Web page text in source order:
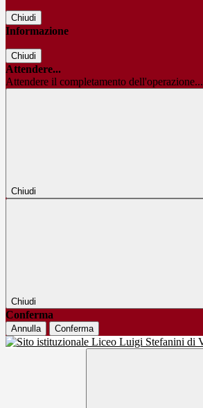
Chiudi
Informazione
Chiudi
Attendere...
Attendere il completamento dell'operazione...
Chiudi
Chiudi
Conferma
Annulla Conferma